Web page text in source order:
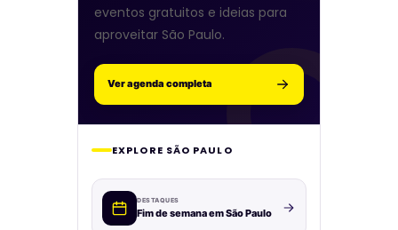
eventos gratuitos e ideias para
aproveitar São Paulo.
Ver agenda completa
EXPLORE SÃO PAULO
DESTAQUES
Fim de semana em São Paulo